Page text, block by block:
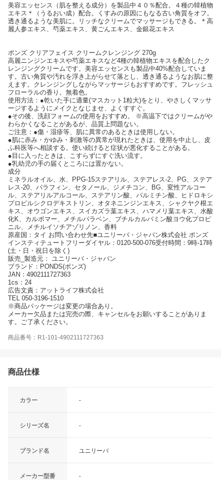
美容エッセンス（肌を整える成分）を製品中４０％配合。４種の韓植物
エキス＊（うるおい成）配合。くすみの原因にもなる古い角質をオフ。
透き通るような美肌に。リッチなクリームでマッサージもできる。＊高
麗人参エキス、芍薬エキス、黄ごんエキス、金銀花エキス
ポンズ クリアフェイス クリームクレンジング 270g
高麗ニンジンエキスや芍薬エキスなど4種の韓植物エキスを配合したク
レンジングクリームです。美容エッセンスも製品中40%配合していま
す。古い角質や汚れを浮き上がらせて落とし、透き通るようなお肌に整
えます。クレンジングしながらマッサージもおすすめです。フレッシュ
フローラルの香り。無着色。
使用方法：●乾いた手に適量(マスカット1粒大)をとり、やさしくマッサ
ージするようにメイクとなじませ、よくすすぐ。
●その後、洗顔フォームの使用をおすすめ。 ※高温下ではクリームがや
わらかくなることがあるが、品質上問題ない。
ご注意：●傷・湿疹等、肌に異常のあるときは使用しない。
●肌に赤み・かゆみ・刺激等の異常が現れたときは、使用を中止し、皮
ふ科医等へ相談する。使い続けると症状が悪化することがある。
●目に入ったときは、こすらずにすぐ洗い流す。
●乳幼児の手の届くところには置かない。
成分
ミネラルオイル、水、PPG-15ステアリル、ステアレス-2、PG、ステア
レス-20、パラフィン、セタノール、ジメチコン、BG、変性アルコー
ル、ステアリルアルコール、ステアリン酸、パルミチン酸、ヒドロキシ
プロピルシクロデキストリン、オタネニンジンエキス、シャクヤク根エ
キス、オウゴンエキス、スイカズラ葉エキス、ハマメリ葉エキス、水酸
化K、カルボマー、メチルパラベン、ブチルカルバミン酸ヨウ化プロピ
ニル、メチルイソチアゾリノン、香料
原産国：タイ お問い合わせ先■ユニリーバ・ジャパン株式会社 ポンズ
インスティテュートフリーダイヤル：0120-500-076受付時間：9時-17時
(土・日・祝日を除く)
販売_製造元： ユニリーバ・ジャパン
ブランド：PONDS(ポンズ)
JAN：4902111727363
1cs：24
広告文責：アットライフ株式会社
TEL 050-3196-1510
※商品パッケージは変更の場合あり。
メーカー欠品または完売の際、キャンセルをお願いすることがありま
す。ご了承ください。
商品番号：R1-101-4902111727363
商品仕様
カラー -
シリーズ名 -
ブランド名 ユニリーバ
メーカー型番 -